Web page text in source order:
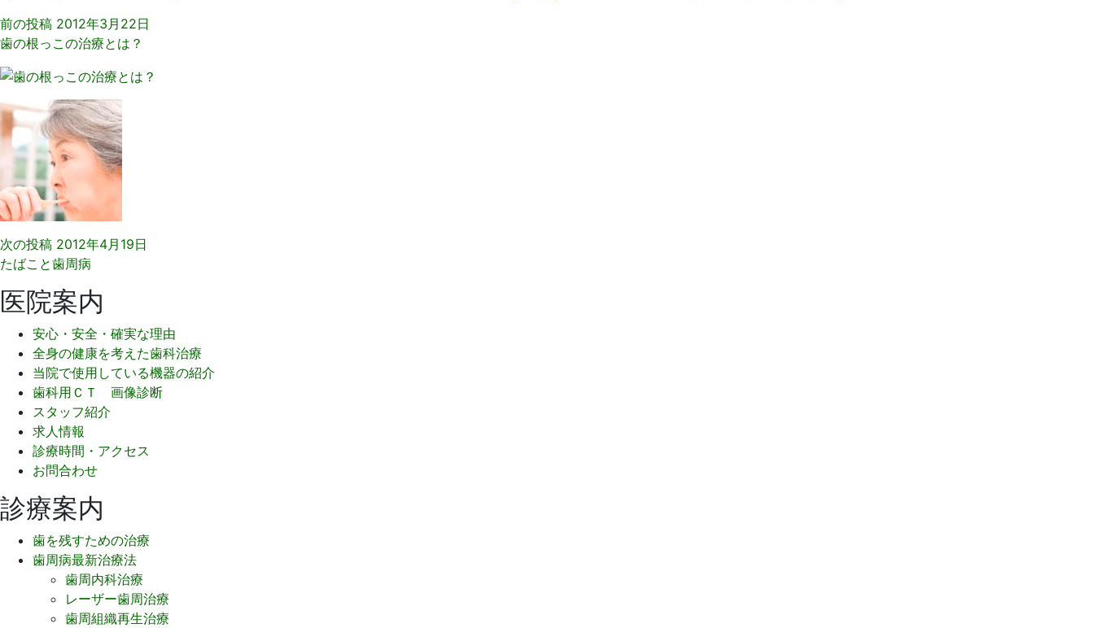
前の投稿 2012年3月22日
歯の根っこの治療とは？
次の投稿 2012年4月19日
たばこと歯周病
医院案内
安心・安全・確実な理由
全身の健康を考えた歯科治療
当院で使用している機器の紹介
歯科用ＣＴ 画像診断
スタッフ紹介
求人情報
診療時間・アクセス
お問合わせ
診療案内
歯を残すための治療
歯周病最新治療法
歯周内科治療
レーザー歯周治療
歯周組織再生治療